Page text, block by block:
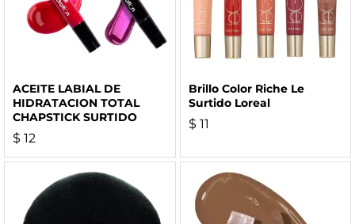
ACEITE LABIAL DE
HIDRATACION TOTAL
CHAPSTICK SURTIDO
$ 12
Brillo Color Riche Le
Surtido Loreal
$ 11